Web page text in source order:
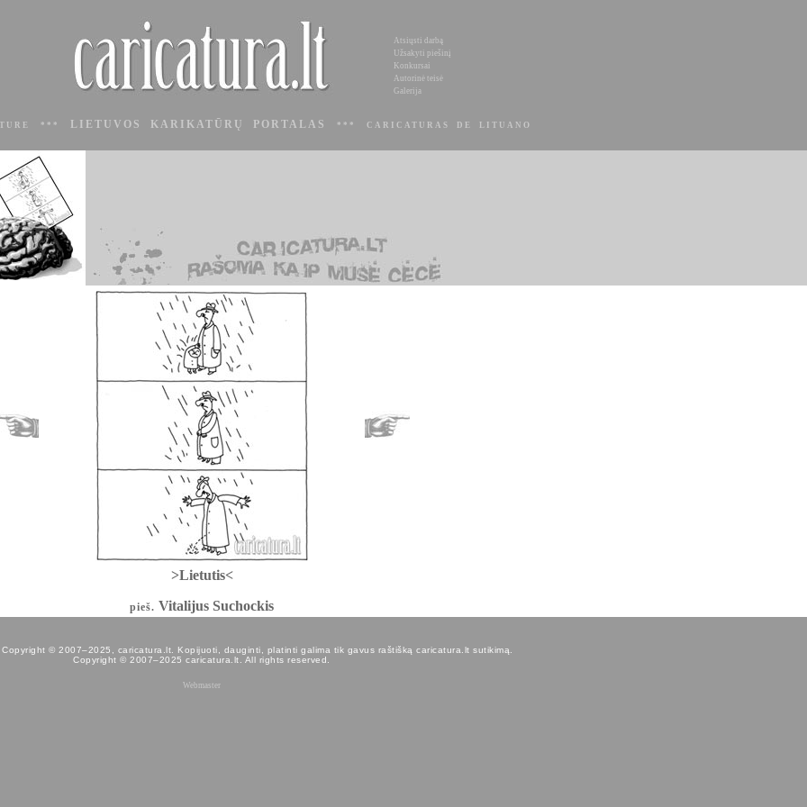
Atsiųsti darbą
Užsakyti piešinį
Konkursai
Autorinė teisė
Galerija
*** LIETUVOS KARIKATŪRŲ PORTALAS *** CARICATURAS DE LITUANO
>Lietutis<
pieš. Vitalijus Suchockis
© 2007–2025, caricatura.lt. Kopijuoti, dauginti, platinti galima tik gavus raštišką caricatura.lt sutikimą.
Copyright © 2007–2025 caricatura.lt. All rights reserved.
Webmaster